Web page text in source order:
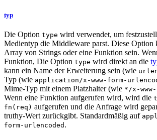
typ
Die Option type wird verwendet, um
Medientyp die Middleware parst. Diese Option
Array von Strings oder eine Funktion sein.
Funktion, Die Option type wird direkt an die
kann ein Name der Erweiterung sein (wie
Typ (wie application/x-www-form-
Mime-Typ mit einem Platzhalter (wie */x-
Wenn eine Funktion aufgerufen wird, wird die
fn(req) aufgerufen und die Anfrage wird
truthy-Wert zurückgibt. Standardmäßig auf
form-urlencoded .